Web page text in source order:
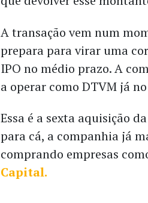
A transação vem num
prepara para virar uma
IPO no médio prazo. A
a operar como DTVM já
Essa é a sexta aquisição
para cá, a companhia já
comprando empresas
Capital.